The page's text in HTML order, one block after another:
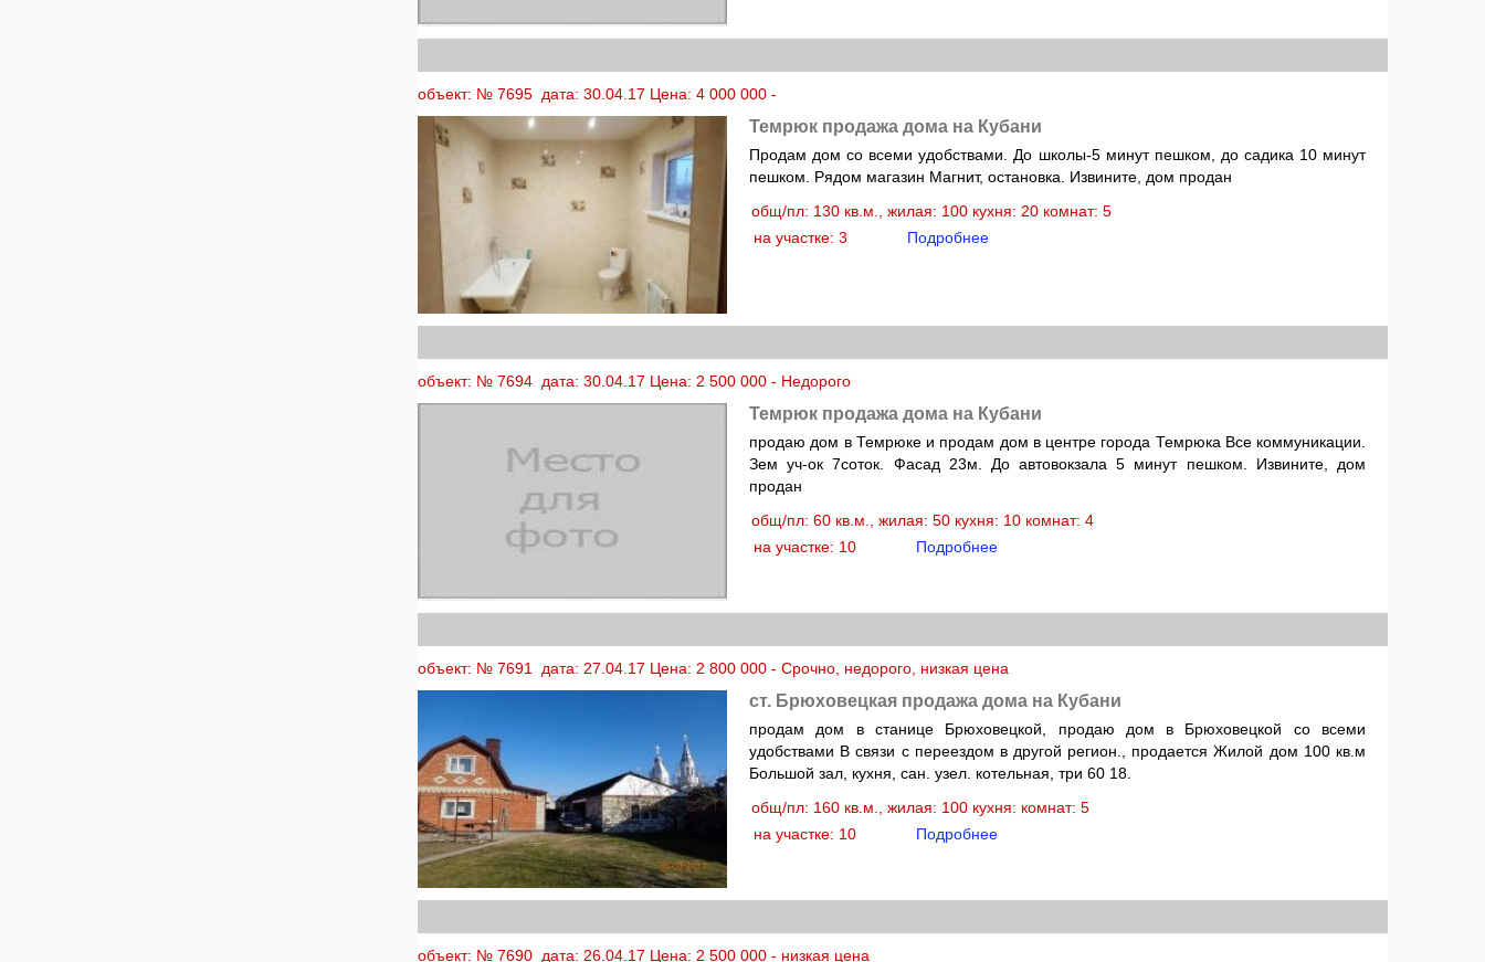
объект: № 7695 дата: 30.04.17 Цена: 4 000 000 -
Темрюк продажа дома на Кубани
Продам дом со всеми удобствами. До школы-5 минут пешком, до садика 10 минут
пешком. Рядом магазин Магнит, остановка. Извините, дом продан
общ/пл: 130 кв.м., жилая: 100 кухня: 20 комнат: 5
на участке: 3
Подробнее
объект: № 7694 дата: 30.04.17 Цена: 2 500 000 - Недорого
Темрюк продажа дома на Кубани
продаю дом в Темрюке и продам дом в центре города Темрюка Все коммуникации.
Зем уч-ок 7соток. Фасад 23м. До автовокзала 5 минут пешком. Извините, дом
продан
общ/пл: 60 кв.м., жилая: 50 кухня: 10 комнат: 4
на участке: 10
Подробнее
объект: № 7691 дата: 27.04.17 Цена: 2 800 000 - Срочно, недорого, низкая цена
ст. Брюховецкая продажа дома на Кубани
продам дом в станице Брюховецкой, продаю дом в Брюховецкой со всеми
удобствами В связи с переездом в другой регион., продается Жилой дом 100 кв.м
Большой зал, кухня, сан. узел. котельная, три 60 18.
общ/пл: 160 кв.м., жилая: 100 кухня: комнат: 5
на участке: 10
Подробнее
объект: № 7690 дата: 26.04.17 Цена: 2 500 000 - низкая цена